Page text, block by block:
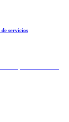
servicios